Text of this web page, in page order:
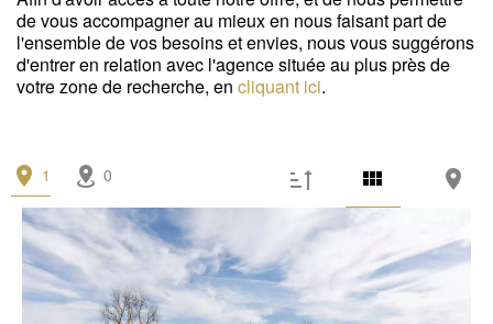
État
Travaux à prévoir (1)
Autres critères
Gardien (1)
Idéal professions libérales (0)
de vous accompagner au mieux en nous faisant part de
l'ensemble de vos besoins et envies, nous vous suggérons
d'entrer en relation avec l'agence située au plus près de
votre zone de recherche, en cliquant ici.
1 0